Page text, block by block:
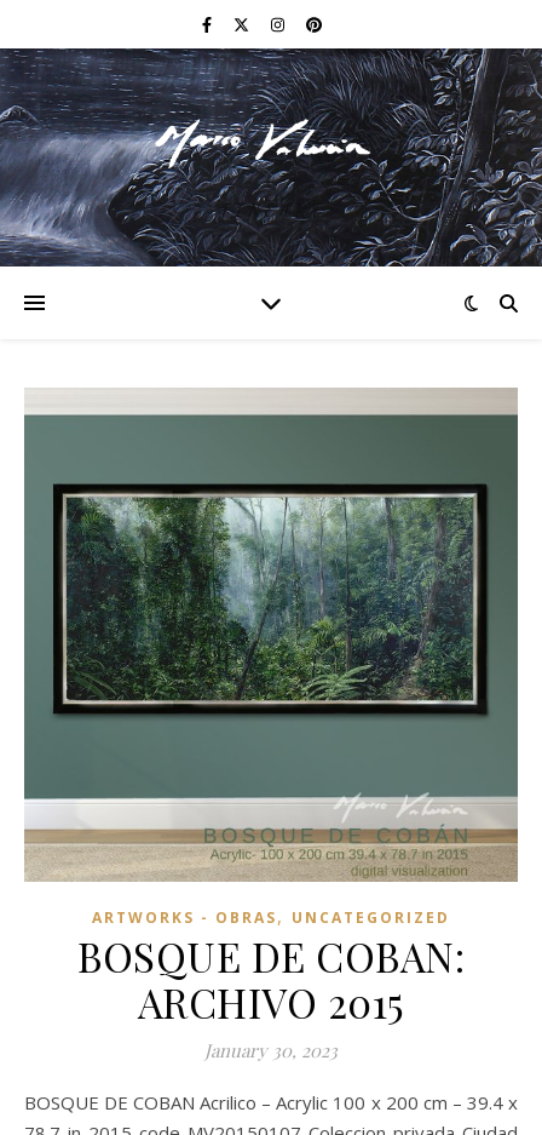
F I N E A R T
ARTWORKS - OBRAS, UNCATEGORIZED
BOSQUE DE COBAN:
ARCHIVO 2015
January 30, 2023
BOSQUE DE COBAN Acrilico – Acrylic 100 x 200 cm – 39.4 x